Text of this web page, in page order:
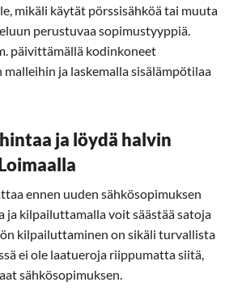
mikäli käytät pörssisähköä tai muuta
perustuvaa sopimustyyppiä.
päivittämällä kodinkoneet
ja laskemalla sisälämpötilaa
ja löydä halvin
ennen uuden sähkösopimuksen
ja kilpailuttamalla voit säästää satoja
kilpailuttaminen on sikäli turvallista
ei ole laatueroja riippumatta siitä,
sähkösopimuksen.